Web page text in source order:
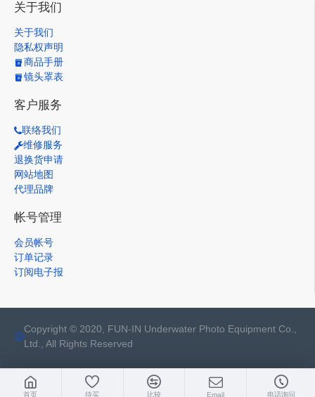
关于我们
关于我们
隐私权声明
商品手册
镜头罩表
客户服务
联络我们
维修服务
退换货申请
网站地图
代理品牌
帐号管理
会员帐号
订单记录
订阅电子报
Copyright © 2020, FUN-IN Underwater Photo Equipment Co.,
Ltd., All Rights Reserved
首页 待买 比较 Email 电话询问